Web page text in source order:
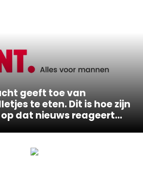
geeft toe van
te eten. Dit is hoe zijn
dat nieuws reageert...